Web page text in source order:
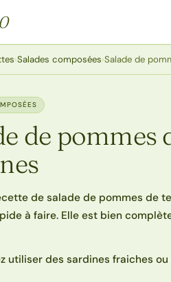
›Salades composées›Salade de
de pommes
de salade de pommes de
à faire. Elle est bien
utiliser des sardines fraiches ou